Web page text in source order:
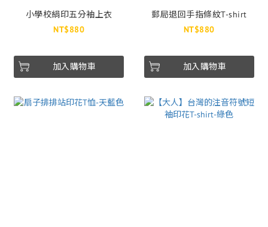
小學校絹印五分袖上衣
NT$880
加入購物車
郵局退回手指條紋T-shirt
NT$880
加入購物車